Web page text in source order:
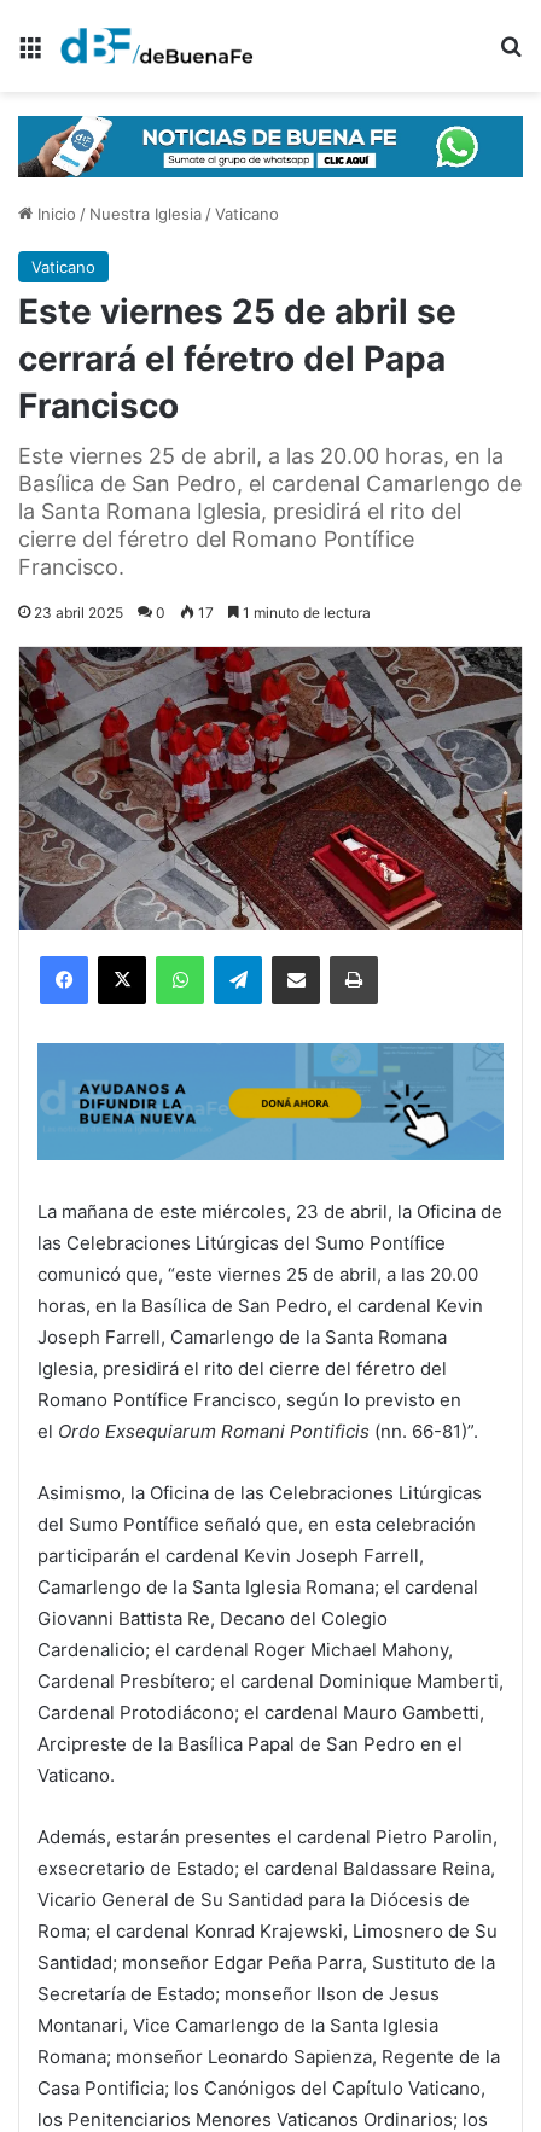
Menú
Inicio / Nuestra Iglesia/Vaticano
Vaticano
Este viernes 25 de abril se
cerrará el féretro del Papa
Francisco
Este viernes 25 de abril, a las 20.00 horas, en la
Basílica de San Pedro, el cardenal Camarlengo de
la Santa Romana Iglesia, presidirá el rito del
cierre del féretro del Romano Pontífice
Francisco.
23 abril 2025 0 17 1 minuto de lectura
Telegram
La mañana de este miércoles, 23 de abril, la Oficina de
las Celebraciones Litúrgicas del Sumo Pontífice
comunicó que, “este viernes 25 de abril, a las 20.00
horas, en la Basílica de San Pedro, el cardenal Kevin
Joseph Farrell, Camarlengo de la Santa Romana
Iglesia, presidirá el rito del cierre del féretro del
Romano Pontífice Francisco, según lo previsto en
el Ordo Exsequiarum Romani Pontificis (nn. 66-81)”.
Asimismo, la Oficina de las Celebraciones Litúrgicas
del Sumo Pontífice señaló que, en esta celebración
participarán el cardenal Kevin Joseph Farrell,
Camarlengo de la Santa Iglesia Romana; el cardenal
Giovanni Battista Re, Decano del Colegio
Cardenalicio; el cardenal Roger Michael Mahony,
Cardenal Presbítero; el cardenal Dominique Mamberti,
Cardenal Protodiácono; el cardenal Mauro Gambetti,
Arcipreste de la Basílica Papal de San Pedro en el
Vaticano.
Además, estarán presentes el cardenal Pietro Parolin,
exsecretario de Estado; el cardenal Baldassare Reina,
Vicario General de Su Santidad para la Diócesis de
Roma; el cardenal Konrad Krajewski, Limosnero de Su
Santidad; monseñor Edgar Peña Parra, Sustituto de la
Secretaría de Estado; monseñor Ilson de Jesus
Montanari, Vice Camarlengo de la Santa Iglesia
Romana; monseñor Leonardo Sapienza, Regente de la
Casa Pontificia; los Canónigos del Capítulo Vaticano,
los Penitenciarios Menores Vaticanos Ordinarios; los